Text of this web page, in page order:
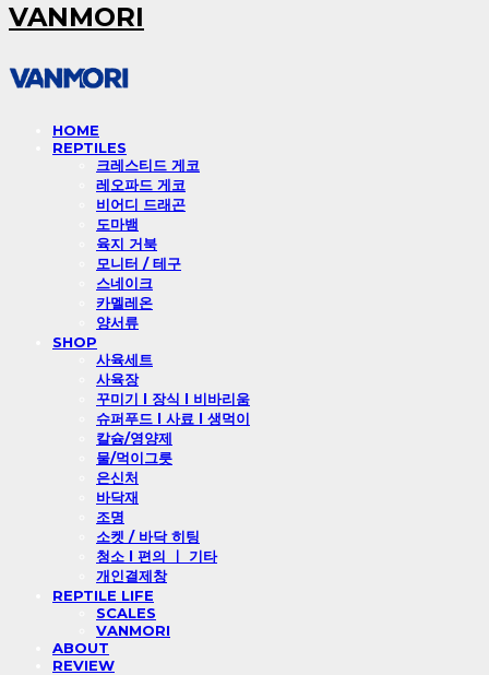
VANMORI
HOME
REPTILES
크레스티드 게코
레오파드 게코
비어디 드래곤
도마뱀
육지 거북
모니터 / 테구
스네이크
카멜레온
양서류
SHOP
사육세트
사육장
꾸미기 l 장식 l 비바리움
슈퍼푸드 l 사료 l 생먹이
칼슘/영양제
물/먹이그릇
은신처
바닥재
조명
소켓 / 바닥 히팅
청소 l 편의 ㅣ 기타
개인결제창
REPTILE LIFE
SCALES
VANMORI
ABOUT
REVIEW